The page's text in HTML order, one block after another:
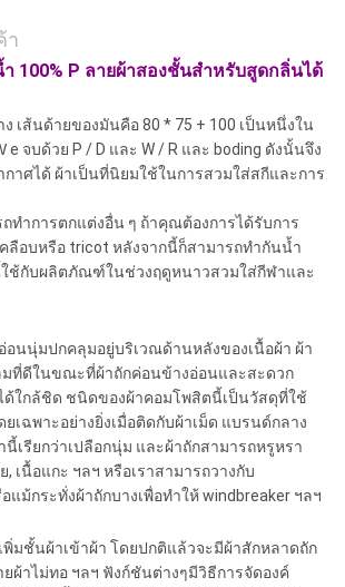
า
100% P ลายผ้าสองชั้นสำหรับสูดกลิ่นได้
เส้นด้ายของมันคือ 80 * 75 + 100 เป็นหนึ่งใน
e จบด้วย P / D และ W / R และ boding ดังนั้นจึง
กาศได้ ผ้าเป็นที่นิยมใช้ในการสวมใส่สกีและการ
ทำการตกแต่งอื่น ๆ ถ้าคุณต้องการได้รับการ
ลือบหรือ tricot หลังจากนี้ก็สามารถทำกันน้ำ
ช้กับผลิตภัณฑ์ในช่วงฤดูหนาวสวมใส่กีฬาและ
อนนุ่มปกคลุมอยู่บริเวณด้านหลังของเนื้อผ้า ผ้า
ที่ดีในขณะที่ผ้าถักค่อนข้างอ่อนและสะดวก
ด้ใกล้ชิด ชนิดของผ้าคอมโพสิตนี้เป็นวัสดุที่ใช้
เฉพาะอย่างยิ่งเมื่อติดกับผ้าเม็ด แบรนด์กลาง
เรียกว่าเปลือกนุ่ม และผ้าถักสามารถหรูหรา
, เนื้อแกะ ฯลฯ หรือเราสามารถวางกับ
แม้กระทั่งผ้าถักบางเพื่อทำให้ windbreaker ฯลฯ
พิ่มชั้นผ้าเข้าผ้า โดยปกติแล้วจะมีผ้าสักหลาดถัก
ยผ้าไม่ทอ ฯลฯ ฟังก์ชันต่างๆมีวิธีการจัดองค์